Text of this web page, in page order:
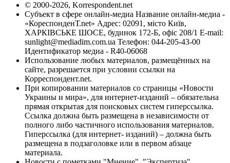
© 2000-2026, Korrespondent.net
Субъект в сфере онлайн-медиа Название онлайн-медиа -
«КореспонденТ.net» Адрес: 02091, місто Київ,
ХАРКІВСЬКЕ ШОСЕ, будинок 172-Б, офіс 208/1 E-mail:
sunlight@mediadim.com.ua Телефон: 044-205-43-00
Идентификатор медиа - R40-06068
Использование любых материалов, размещённых на
сайте, разрешается при условии ссылки на
Корреспондент.net.
При копировании материалов со страницы «Новости
Украины и мира», для интернет-изданий – обязательна
прямая открытая для поисковых систем гиперссылка.
Ссылка должна быть размещена в независимости от
полного либо частичного использования материалов.
Гиперссылка (для интернет- изданий) – должна быть
размещена в подзаголовке или в первом абзаце
материала.